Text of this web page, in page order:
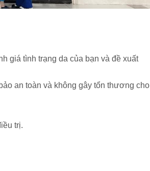
giá tình trạng da của bạn và đề xuất
an toàn và không gây tổn thương cho
trị.